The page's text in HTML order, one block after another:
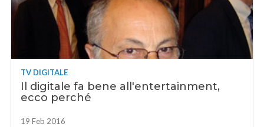
TV DIGITALE
Il digitale fa bene all'entertainment,
ecco perché
19 Feb 2016